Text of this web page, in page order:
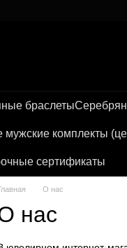
браслеты
комплекты
сертификаты
О нас
нас